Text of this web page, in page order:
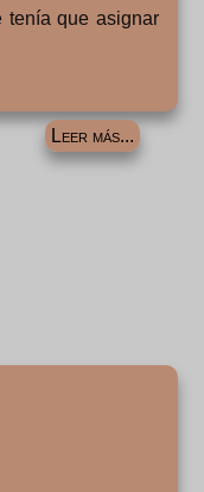
tenía que asignar
Leer más...